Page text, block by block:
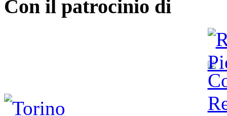
Con il patrocinio di